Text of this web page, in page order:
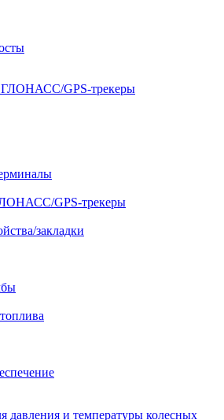
GPS-трекеры
GPS-трекеры
закладки
давления и температуры колесных